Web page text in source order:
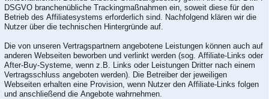
DSGVO branchenübliche Trackingmaßnahmen ein, soweit diese für den
Betrieb des Affiliatesystems erforderlich sind. Nachfolgend klären wir die
Nutzer über die technischen Hintergründe auf.
Die von unseren Vertragspartnern angebotene Leistungen können auch auf
anderen Webseiten beworben und verlinkt werden (sog. Affiliate-Links oder
After-Buy-Systeme, wenn z.B. Links oder Leistungen Dritter nach einem
Vertragsschluss angeboten werden). Die Betreiber der jeweiligen
Webseiten erhalten eine Provision, wenn Nutzer den Affiliate-Links folgen
und anschließend die Angebote wahrnehmen.